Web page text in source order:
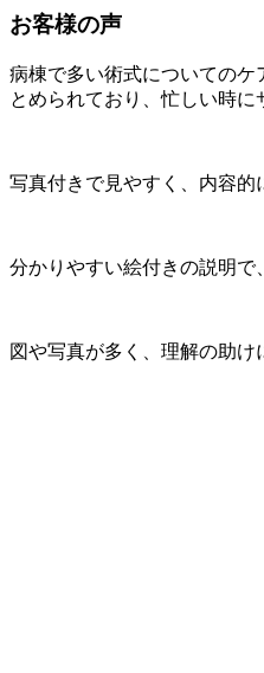
お客様の声
病棟で多い術式についての
とめられており、忙しい時
写真付きで見やすく、内容
分かりやすい絵付きの説明
図や写真が多く、理解の助け